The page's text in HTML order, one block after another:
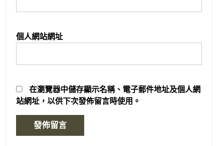
個人網站網址
在瀏覽器中儲存顯示名稱、電子郵件地址及個人網
站網址，以供下次發佈留言時使用。